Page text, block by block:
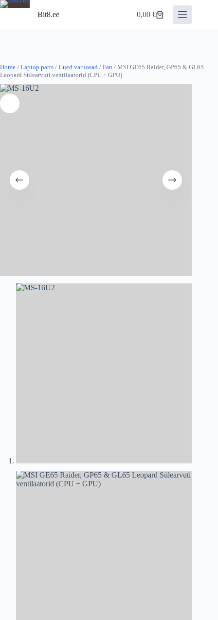
Skip
Bit8.ee
Shopping
0,00€
Home / Laptop parts / Uued varuosad / Fan / MSI GE65 Raider, GP65 & GL65
Leopard Sülearvuti ventilaatorid (CPU + GPU)